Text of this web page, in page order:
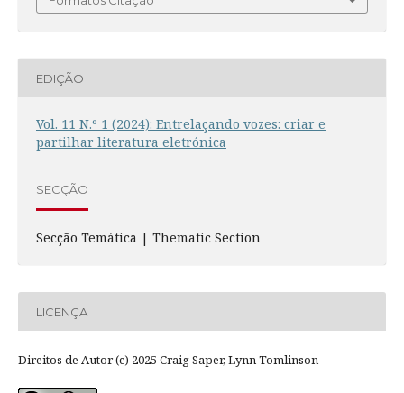
EDIÇÃO
Vol. 11 N.º 1 (2024): Entrelaçando vozes: criar e
partilhar literatura eletrónica
SECÇÃO
Secção Temática | Thematic Section
LICENÇA
Direitos de Autor (c) 2025 Craig Saper, Lynn Tomlinson